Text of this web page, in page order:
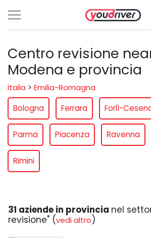
Centro revisione
Modena e provincia
Italia > Emilia-Romagna
Bologna
Ferrara Forlì-
Parma Piacenza Ravenna
Rimini
31 aziende in provincia nel
revisione" (vedi altro)